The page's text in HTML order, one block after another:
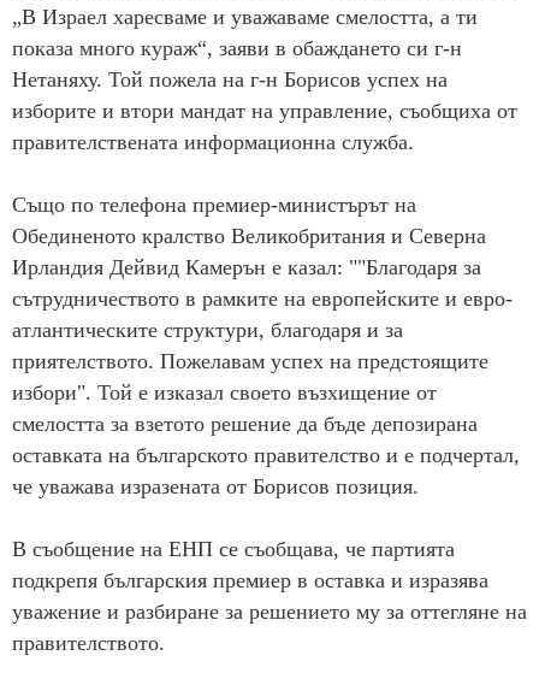
„В Израел харесваме и уважаваме смелостта, а ти
показа много кураж“, заяви в обаждането си г-н
Нетаняху. Той пожела на г-н Борисов успех на
изборите и втори мандат на управление, съобщиха от
правителствената информационна служба.
Също по телефона премиер-министърът на
Обединеното кралство Великобритания и Северна
Ирландия Дейвид Камерън е казал: ""Благодаря за
сътрудничеството в рамките на европейските и евро-
атлантическите структури, благодаря и за
приятелството. Пожелавам успех на предстоящите
избори". Той е изказал своето възхищение от
смелостта за взетото решение да бъде депозирана
оставката на българското правителство и е подчертал,
че уважава изразената от Борисов позиция.
В съобщение на ЕНП се съобщава, че партията
подкрепя българския премиер в оставка и изразява
уважение и разбиране за решението му за оттегляне на
правителството.